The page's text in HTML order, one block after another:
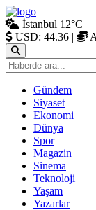
İstanbul 12°C
USD: 44.36 |
Gündem
Siyaset
Ekonomi
Dünya
Spor
Magazin
Sinema
Teknoloji
Yaşam
Yazarlar